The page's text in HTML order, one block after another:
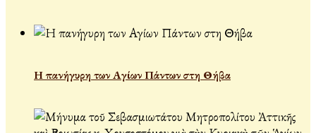
Η πανήγυρη των Αγίων Πάντων στη Θήβα